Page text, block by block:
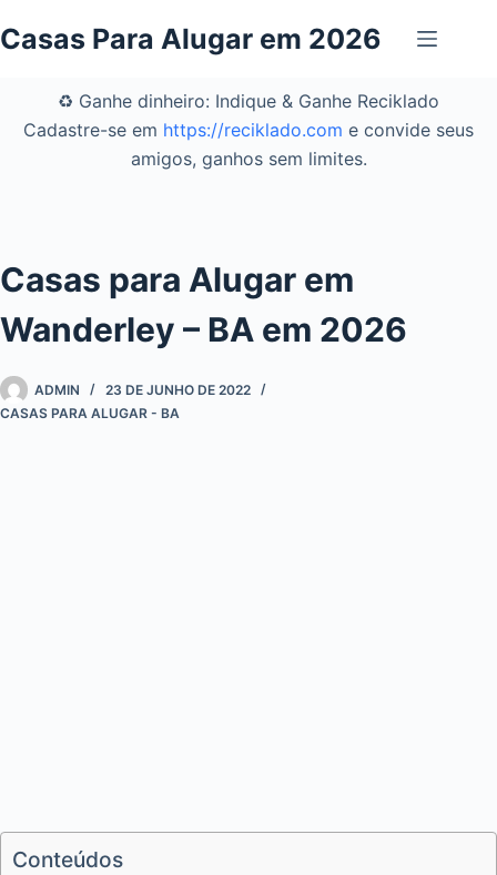
para
conteúdo
Casas Para Alugar em 2026
♻️ Ganhe dinheiro: Indique & Ganhe Reciklado
Cadastre-se em https://reciklado.com e convide seus
amigos, ganhos sem limites.
Casas para Alugar em
Wanderley – BA em 2026
ADMIN
23 DE JUNHO DE 2022
CASAS PARA ALUGAR - BA
Conteúdos